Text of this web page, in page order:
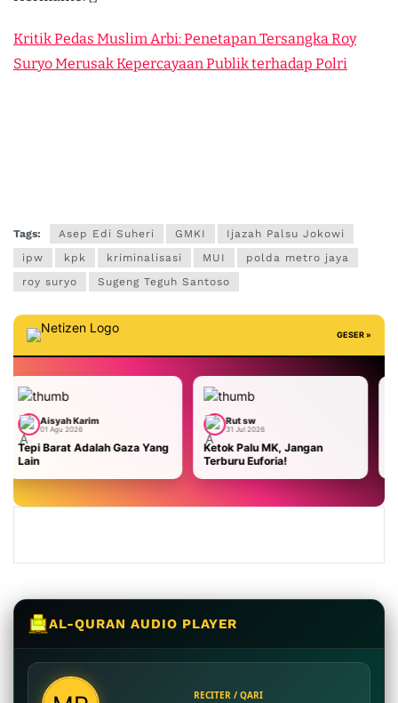
Kritik Pedas Muslim Arbi: Penetapan Tersangka Roy
Suryo Merusak Kepercayaan Publik terhadap Polri
Tags: Asep Edi Suheri GMKI
Ijazah Palsu Jokowi
ipw
kpk kriminalisasi MUI
polda metro jaya
roy suryo
Sugeng Teguh Santoso
GESER »
Gaza Yang
Ketok Palu MK, Jangan
Malaysia Terhadap
AL-QURAN AUDIO PLAYER
RECITER / QARI